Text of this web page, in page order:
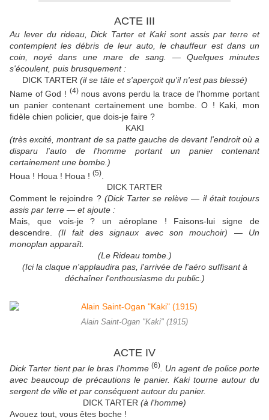
ACTE III
Au lever du rideau, Dick Tarter et Kaki sont assis par terre et
contemplent les débris de leur auto, le chauffeur est dans un
coin, noyé dans une mare de sang. — Quelques minutes
s'écoulent, puis brusquement :
DICK TARTER (il se tâte et s'aperçoit qu'il n'est pas blessé)
Name of God ! (4)nous avons perdu la trace de l'homme portant
un panier contenant certainement une bombe. O ! Kaki, mon
fidèle chien policier, que dois-je faire ?
KAKI
(très excité, montrant de sa patte gauche de devant l'endroit où a
disparu l'auto de l'homme portant un panier contenant
certainement une bombe.)
Houa ! Houa ! Houa ! (5)
DICK TARTER
Comment le rejoindre ? (Dick Tarter se relève — il était toujours
assis par terre — et ajoute :
Mais, que vois-je ? un aéroplane ! Faisons-lui signe de
descendre.(Il fait des signaux avec son mouchoir) — Un
monoplan apparaît.
(Le Rideau tombe.)
(Ici la claque n'applaudira pas, l'arrivée de l'aéro suffisant à
déchaîner l'enthousiasme du public.)
Alain Saint-Ogan "Kaki" (1915)
ACTE IV
Dick Tarter tient par le bras l'homme (6). Un agent de police porte
avec beaucoup de précautions le panier. Kaki tourne autour du
sergent de ville et par conséquent autour du panier.
DICK TARTER (à l'homme)
Avouez tout, vous êtes boche !